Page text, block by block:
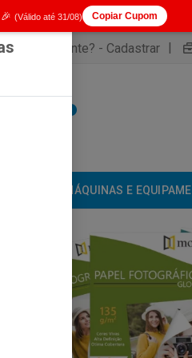
Não é cliente? - Cadastrar |
MÁQUINAS E
(Válido até 31/08) Copiar Cupom